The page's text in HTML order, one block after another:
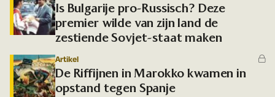
Is Bulgarije pro-Russisch? Deze
premier wilde van zijn land de
zestiende Sovjet-staat maken
Artikel
De Riffijnen in Marokko kwamen in
opstand tegen Spanje